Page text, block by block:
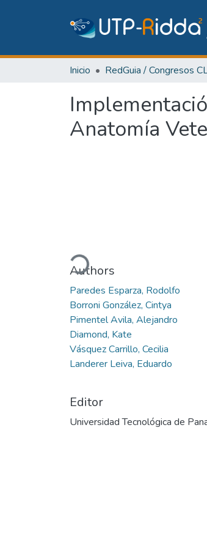
Inicio
Anatomía
Cargando...
Authors
Paredes Esparza, Rodolfo
Borroni González, Cintya
Pimentel Avila, Alejandro
Diamond, Kate
Vásquez Carrillo, Cecilia
Landerer Leiva, Eduardo
Editor
Universidad Tecnológica de